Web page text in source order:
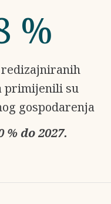
%
primijenili su
gospodarenja
% do 2027.